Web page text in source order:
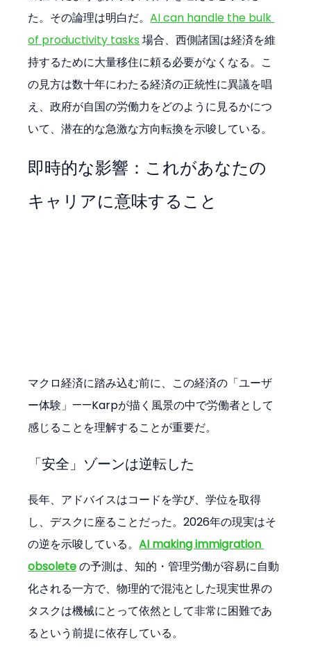
た。その論理は明白だ。AI can handle the bulk
of productivity tasks 場合、西側諸国は経済を維
持するために大量移住に頼る必要がなくなる。こ
の見方は数十年にわたる経済の正統性に異議を唱
え、政府が自国の労働力をどのように見るかにつ
いて、潜在的な急激な方向転換を示唆している。
即時的な影響：これがあなたの
キャリアに意味すること
マクロ経済に踏み込む前に、この経済の「ユーザ
ー体験」——Karpが描く風景の中で労働者として
感じることを理解することが重要だ。
「安全」ゾーンは逆転した
長年、アドバイスはコードを学び、学位を取得
し、デスクに座ることだった。2026年の現実はそ
の逆を示唆している。AI making immigration
obsolete の予測は、知的・管理労働が容易に自動
化される一方で、物理的で混沌とした現実世界の
タスクは機械にとって依然として非常に困難であ
るという前提に依存している。